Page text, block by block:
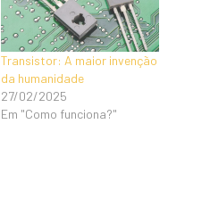
Transistor: A maior invenção
da humanidade
27/02/2025
Em "Como funciona?"